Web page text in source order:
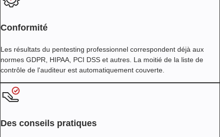
Conformité
Les résultats du pentesting professionnel correspondent déjà aux
normes GDPR, HIPAA, PCI DSS et autres. La moitié de la liste de
contrôle de l'auditeur est automatiquement couverte.
Des conseils pratiques